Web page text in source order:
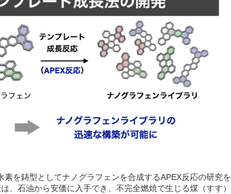
を鋳型としてナノグラフェンを合成するAPEX反応の研究を
、石油から安価に入手でき、不完全燃焼で生じる煤（すす）